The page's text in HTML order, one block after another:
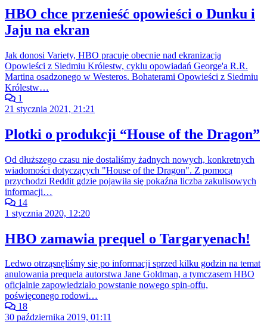
HBO chce przenieść opowieści o Dunku i
Jaju na ekran
Jak donosi Variety, HBO pracuje obecnie nad ekranizacją
Opowieści z Siedmiu Królestw, cyklu opowiadań George'a R.R.
Martina osadzonego w Westeros. Bohaterami Opowieści z Siedmiu
Królestw…
1
21 stycznia 2021, 21:21
Plotki o produkcji “House of the Dragon”
Od dłuższego czasu nie dostaliśmy żadnych nowych, konkretnych
wiadomości dotyczących "House of the Dragon". Z pomocą
przychodzi Reddit gdzie pojawiła się pokaźna liczba zakulisowych
informacji…
14
1 stycznia 2020, 12:20
HBO zamawia prequel o Targaryenach!
Ledwo otrząsnęliśmy się po informacji sprzed kilku godzin na temat
anulowania prequela autorstwa Jane Goldman, a tymczasem HBO
oficjalnie zapowiedziało powstanie nowego spin-offu,
poświęconego rodowi…
18
30 października 2019, 01:11